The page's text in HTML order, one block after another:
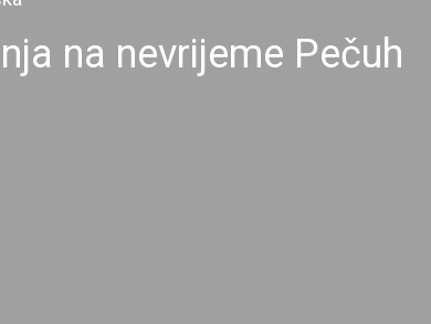
na nevrijeme Pečuh